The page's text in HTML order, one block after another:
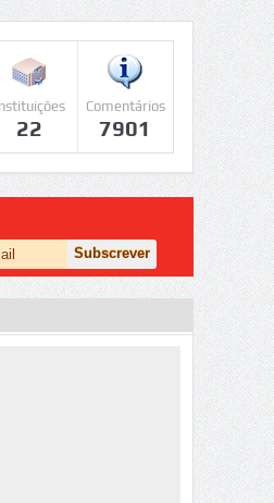
22
Comentários
7901